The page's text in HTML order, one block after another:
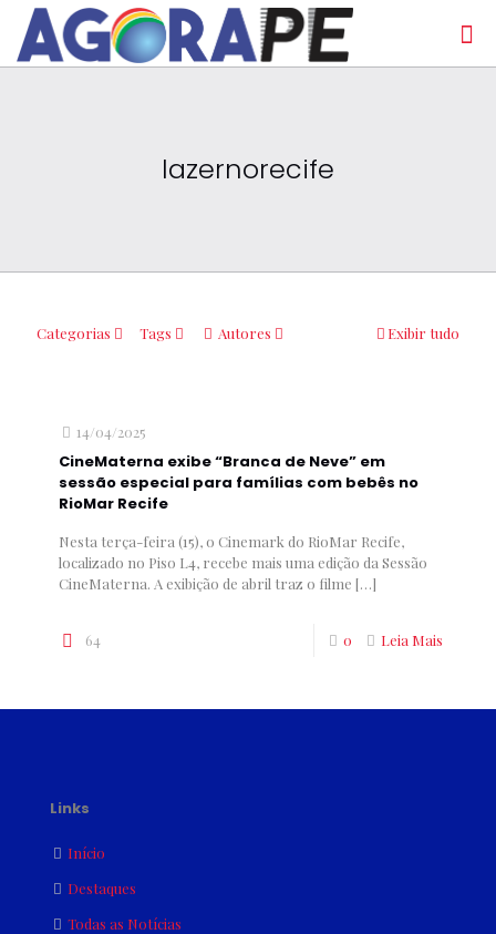
lazernorecife
Categorias Tags Autores Exibir tudo
14/04/2025
CineMaterna exibe “Branca de Neve” em
sessão especial para famílias com bebês no
RioMar Recife
Nesta terça-feira (15), o Cinemark do RioMar Recife,
localizado no Piso L4, recebe mais uma edição da Sessão
CineMaterna. A exibição de abril traz o filme […]
64 0 Leia Mais
Links
Início
Destaques
Todas as Notícias